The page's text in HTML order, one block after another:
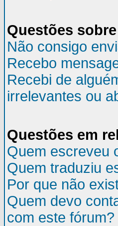
Questões
Não consigo
Recebo
Recebi de
irrelevantes ou
Questões em
Quem escreveu
Quem traduziu
Por que não
Quem devo
com este fórum?